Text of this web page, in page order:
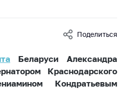
Поделиться
Беларуси Александра
Краснодарского
Кондратьевым